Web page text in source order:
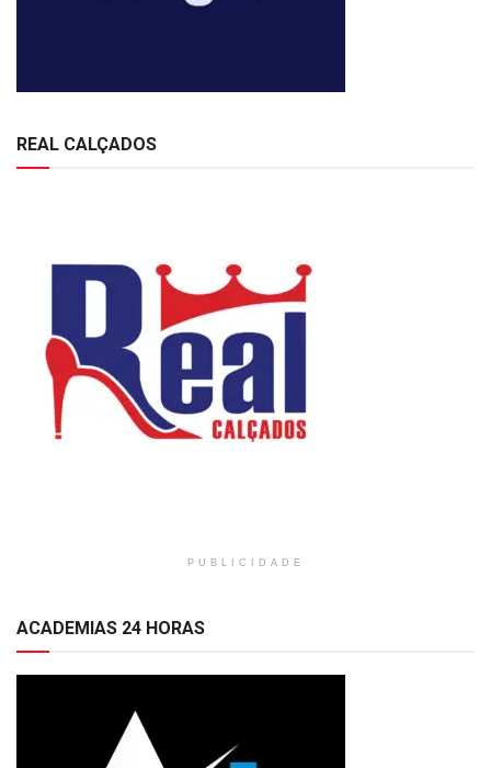
REAL CALÇADOS
PUBLICIDADE
ACADEMIAS 24 HORAS